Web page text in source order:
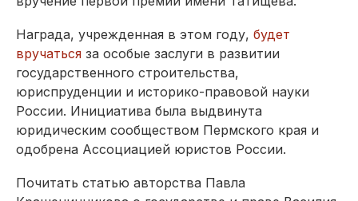
Награда, учрежденная в этом году, будет
вручаться за особые заслуги в развитии
государственного строительства,
юриспруденции и историко-правовой науки
России. Инициатива была выдвинута
юридическим сообществом Пермского края и
одобрена Ассоциацией юристов России.
Почитать статью авторства Павла